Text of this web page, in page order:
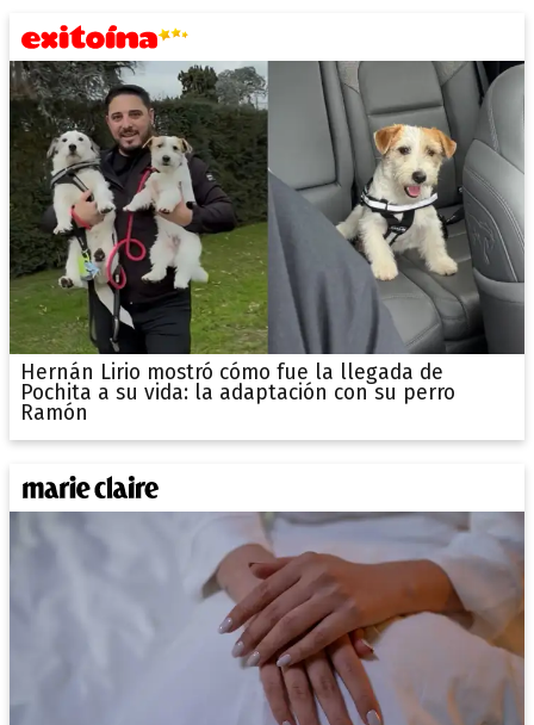
Hernán Lirio mostró cómo fue la llegada de
Pochita a su vida: la adaptación con su perro
Ramón